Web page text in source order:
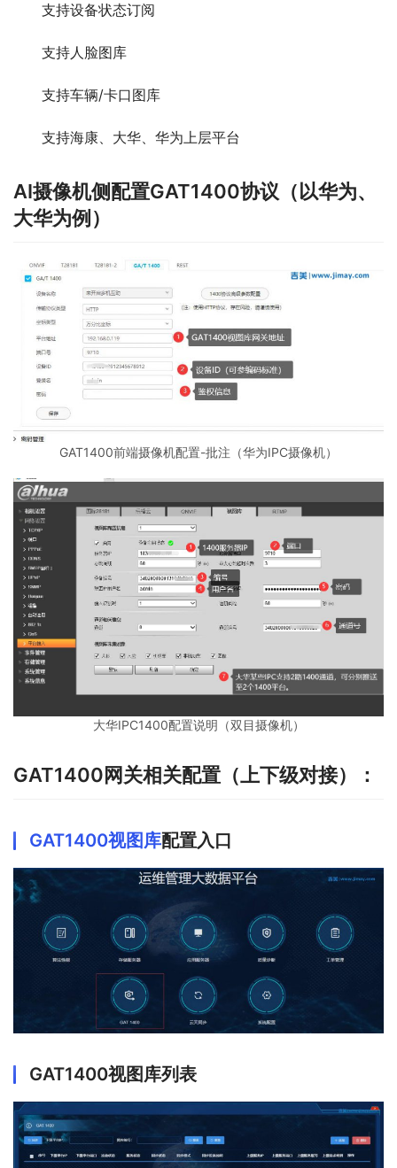
支持设备状态订阅
支持人脸图库
支持车辆/卡口图库
支持海康、大华、华为上层平台
AI摄像机侧配置GAT1400协议（以华为、
大华为例）
GAT1400前端摄像机配置-批注（华为IPC摄像机）
大华IPC1400配置说明（双目摄像机）
GAT1400网关相关配置（上下级对接）：
GAT1400视图库配置入口
GAT1400视图库列表